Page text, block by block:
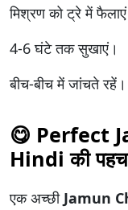
मिश्रण को ट्रे में
4-6 घंटे तक सुखाएं।
बीच-बीच में जांचते रहें।
😋 Perfect
Hindi की
एक अच्छी Jamun